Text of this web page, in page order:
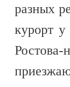
разных
курорт